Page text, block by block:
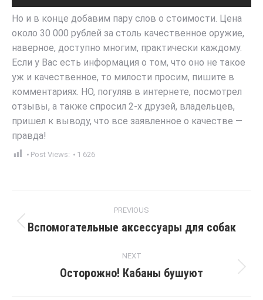
Но и в конце добавим пару слов о стоимости. Цена
около 30 000 рублей за столь качественное оружие,
наверное, доступно многим, практически каждому.
Если у Вас есть информация о том, что оно не такое
уж и качественное, то милости просим, пишите в
комментариях. НО, погуляв в интернете, посмотрел
отзывы, а также спросил 2-х друзей, владельцев,
пришел к выводу, что все заявленное о качестве —
правда!
Post Views: 1 626
navigation
PREVIOUS
Previous
Вспомогательные аксессуары для собак
NEXT
Next
Осторожно! Кабаны бушуют